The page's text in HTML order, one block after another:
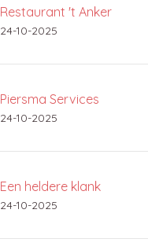
Restaurant 't Anker
24-10-2025
Piersma Services
24-10-2025
Een heldere klank
24-10-2025